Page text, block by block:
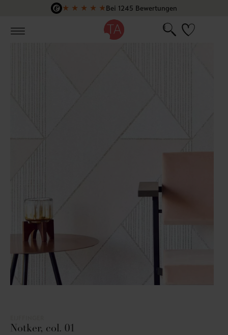
Zum Hauptinhalt springen
★ ★ ★ ★ ★Bei 1245 Bewertungen
Notker, col. 01